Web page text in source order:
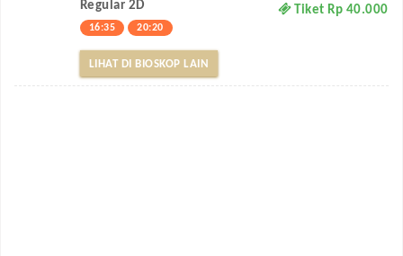
Regular 2D Tiket Rp 40.000
16:35 20:20
LIHAT DI BIOSKOP LAIN